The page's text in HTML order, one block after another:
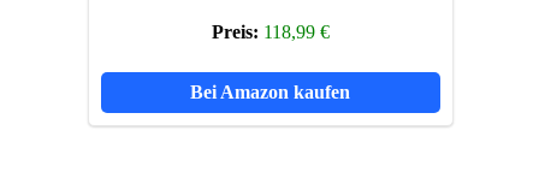
Preis: 118,99 €
Bei Amazon kaufen